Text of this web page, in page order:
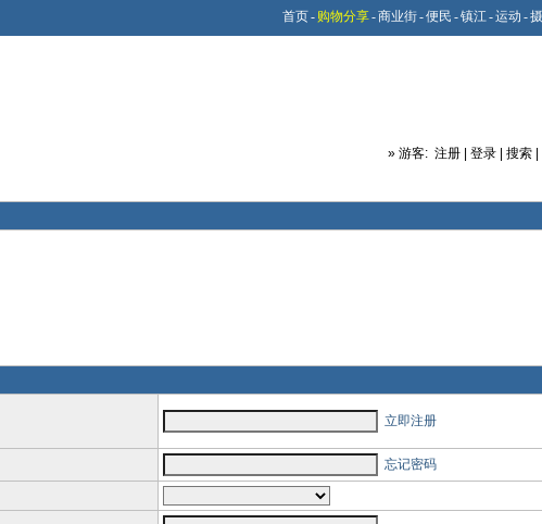
首页- 购物分享-商业街-便民 -镇江-运动 -
» 游客: 注册 登录 搜索
立即注册
忘记密码